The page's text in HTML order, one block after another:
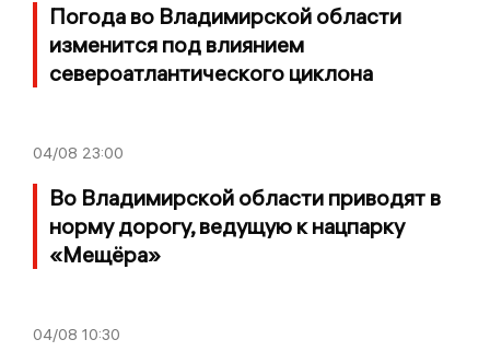
Погода во Владимирской области
изменится под влиянием
североатлантического циклона
04/08 23:00
Во Владимирской области приводят в
норму дорогу, ведущую к нацпарку
«Мещёра»
04/08 10:30